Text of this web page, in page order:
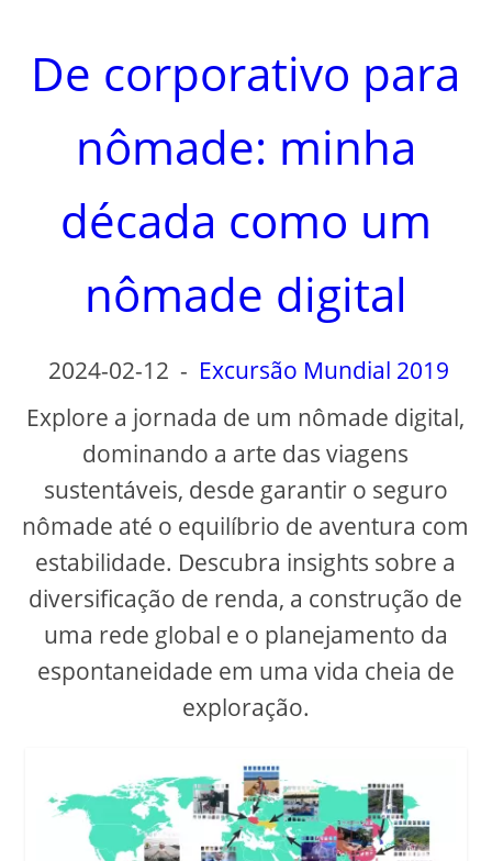
i
d
e
o
De corporativo para
nômade: minha
década como um
nômade digital
2024-02-12 - Excursão Mundial 2019
Explore a jornada de um nômade digital,
dominando a arte das viagens
sustentáveis, desde garantir o seguro
nômade até o equilíbrio de aventura com
estabilidade. Descubra insights sobre a
diversificação de renda, a construção de
uma rede global e o planejamento da
espontaneidade em uma vida cheia de
exploração.